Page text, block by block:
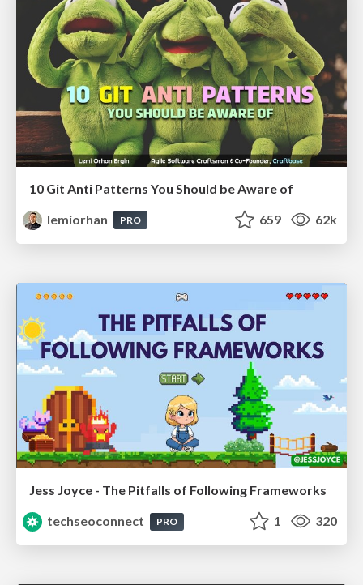
10 Git Anti Patterns You Should be Aware of
lemiorhan
PRO 659 62k
Jess Joyce - The Pitfalls of Following Frameworks
techseoconnect
PRO 1 320